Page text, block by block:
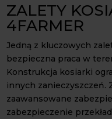
ZALETY
4FARMER
Jedną z kluczowych
bezpieczna praca w
Konstrukcja kosiarki
innych zanieczyszczeń.
zaawansowane
zabezpieczenie